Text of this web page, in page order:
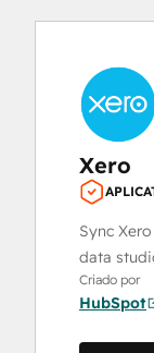
Xero
Sync
data
Criado por
HubSpot